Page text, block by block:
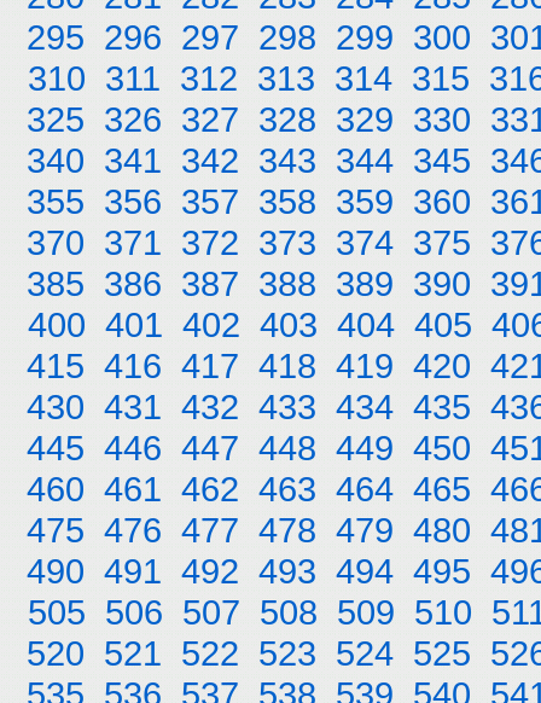
295 296 297 298 299 300
310 311 312 313 314 315
325 326 327 328 329 330
340 341 342 343 344 345
355 356 357 358 359 360
370 371 372 373 374 375
385 386 387 388 389 390
400 401 402 403 404 405
415 416 417 418 419 420
430 431 432 433 434 435
445 446 447 448 449 450
460 461 462 463 464 465
475 476 477 478 479 480
490 491 492 493 494 495
505 506 507 508 509 510
520 521 522 523 524 525
535 536 537 538 539 540